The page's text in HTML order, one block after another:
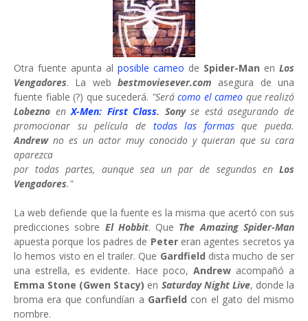
Otra fuente apunta al posible cameo de Spider-Man en Los
Vengadores. La web bestmoviesever.com asegura de una
fuente fiable (?) que sucederá. "Será como el cameo que realizó
Lobezno enX-Men: First Class. Sonyse está asegurando de
promocionar su película de todas las formasque pueda.
Andrewno es un actor muy conocido y quieran que su cara
aparezca
por todas partes, aunque sea un par de segundos en Los
Vengadores."
La web defiende que la fuente es la misma que acertó con sus
predicciones sobre El Hobbit. Que The Amazing Spider-Man
apuesta porque los padres de Petereran agentes secretos ya
lo hemos visto en el trailer. Que Gardfield dista mucho de ser
una estrella, es evidente. Hace poco, Andrewacompañó a
Emma Stone (Gwen Stacy) en Saturday Night Live, donde la
broma era que confundían a Garfield con el gato del mismo
nombre.